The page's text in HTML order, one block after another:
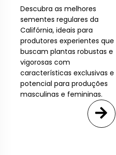
Descubra as melhores
sementes regulares da
Califórnia, ideais para
produtores experientes que
buscam plantas robustas e
vigorosas com
características exclusivas e
potencial para produções
masculinas e femininas.
Or Over?
website is reserved for
Terms & Conditions.
and privacy policy
you confirm you are 18